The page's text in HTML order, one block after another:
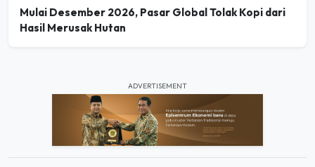
Mulai Desember 2026, Pasar Global Tolak Kopi dari
Hasil Merusak Hutan
ADVERTISEMENT